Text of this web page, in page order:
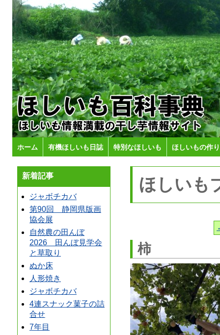
ホーム 有機ほしいも日誌 特別なほしいも ほしいもの作
新着記事
ジャボチカバ
第90回 静岡県版画
協会展
自然農の田んぼ
2026 田んぼ見学会
と草取り
ぬか床
人形焼き
ジャボチカバ
4連スナック菓子の詰
合せ
7年目
ほしいも
柿